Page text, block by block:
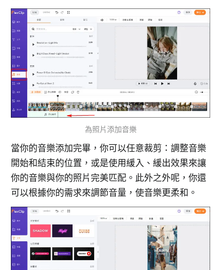
為照片添加音樂
當你的音樂添加完畢，你可以任意裁剪：調整音樂
開始和結束的位置，或是使用緩入、緩出效果來讓
你的音樂與你的照片完美匹配。此外之外呢，你還
可以根據你的需求來調節音量，使音樂更柔和。